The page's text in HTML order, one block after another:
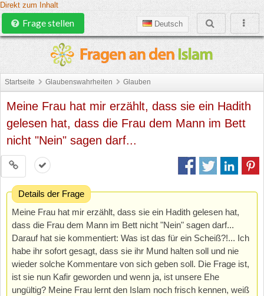
Direkt zum Inhalt
Deutsch
Frage stellen
Startseite Glaubenswahrheiten Glauben
Meine Frau hat mir erzählt, dass sie ein Hadith
gelesen hat, dass die Frau dem Mann im Bett
nicht "Nein" sagen darf...
Details der Frage
Meine Frau hat mir erzählt, dass sie ein Hadith gelesen hat,
dass die Frau dem Mann im Bett nicht "Nein" sagen darf...
Darauf hat sie kommentiert: Was ist das für ein Scheiß?!... Ich
habe ihr sofort gesagt, dass sie ihr Mund halten soll und nie
wieder solche Kommentare von sich geben soll. Die Frage ist,
ist sie nun Kafir geworden und wenn ja, ist unsere Ehe
ungültig? Meine Frau lernt den Islam noch frisch kennen, weiß